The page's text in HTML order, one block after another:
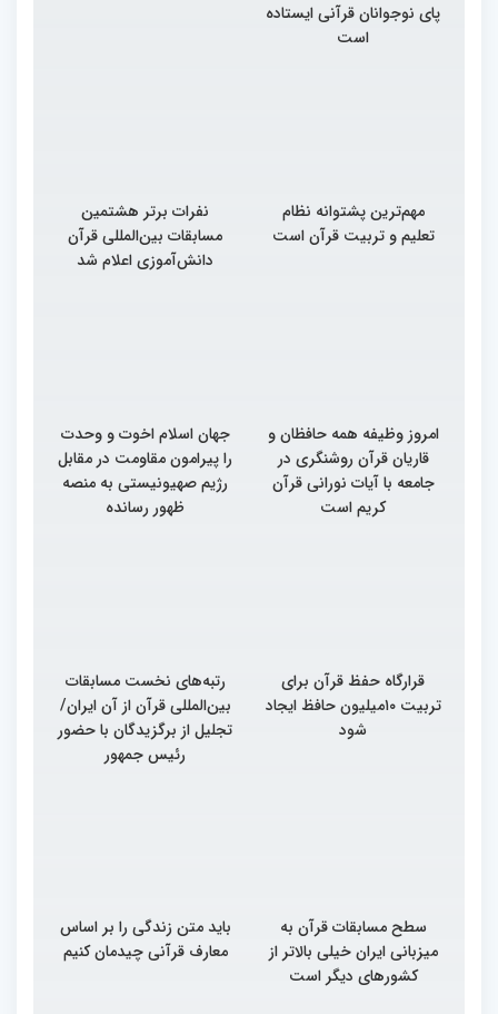
پای نوجوانان قرآنی ایستاده
است
مهم‌ترین پشتوانه نظام
تعلیم و تربیت قرآن است
نفرات برتر هشتمین
مسابقات بین‌المللی قرآن
دانش‌آموزی اعلام شد
امروز وظیفه همه حافظان و
قاریان قرآن روشنگری در
جامعه با آیات نورانی قرآن
کریم است
جهان اسلام اخوت و وحدت
را پیرامون مقاومت در مقابل
رژیم صهیونیستی به منصه
ظهور رسانده
قرارگاه حفظ قرآن برای
تربیت ۱۰میلیون حافظ ایجاد
شود
رتبه‌های نخست مسابقات
بین‌المللی قرآن از آن ایران/
تجلیل از برگزیدگان با حضور
رئیس جمهور
سطح مسابقات قرآن به
میزبانی ایران خیلی بالاتر از
کشورهای دیگر است
باید متن زندگی را بر اساس
معارف قرآنی چیدمان کنیم